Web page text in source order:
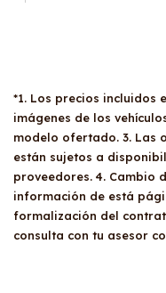
*1. Los precios incluidos
imágenes de los
modelo ofertado. 3. Las
están sujetos a
proveedores. 4. Cambio
información de está
formalización del
consulta con tu asesor